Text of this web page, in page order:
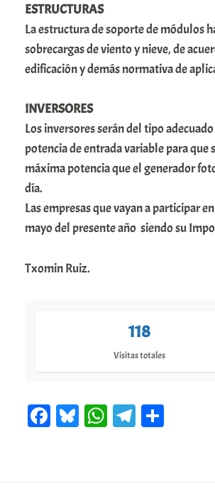
ESTRUCTURAS
La estructura de soporte de módulos
sobrecargas de viento y nieve, de
edificación y demás normativa de
INVERSORES
Los inversores serán del tipo
potencia de entrada variable para
máxima potencia que el generador
día.
Las empresas que vayan a participar
mayo del presente año siendo su
Txomin Ruiz.
118
Visitas totales
Fa Bl W Te